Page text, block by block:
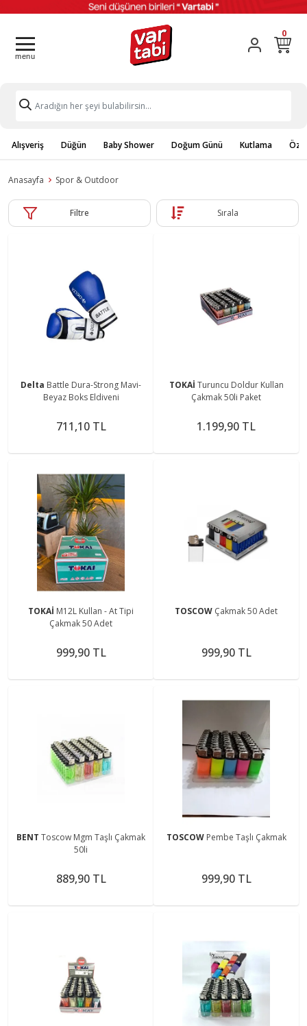
0
Alışveriş Düğün Baby Shower Doğum Günü Kutlama
Anasayfa Spor & Outdoor
Filtre Sırala
Delta Battle Dura-Strong Mavi-
Beyaz Boks Eldiveni
711,10 TL
TOKAİ Turuncu Doldur Kullan
Çakmak 50li Paket
1.199,90 TL
TOKAİ M12L Kullan - At Tipi
Çakmak 50 Adet
999,90 TL
TOSCOW Çakmak 50 Adet
999,90 TL
BENT Toscow Mgm Taşlı Çakmak
50li
889,90 TL
TOSCOW Pembe Taşlı Çakmak
999,90 TL